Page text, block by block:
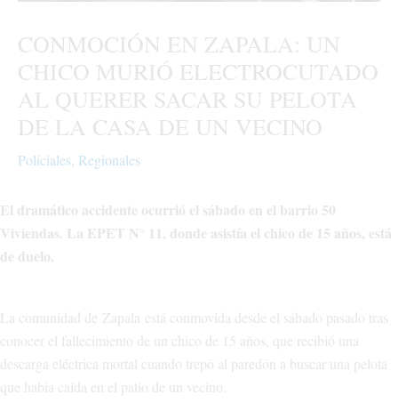
CONMOCIÓN EN ZAPALA: UN
CHICO MURIÓ ELECTROCUTADO
AL QUERER SACAR SU PELOTA
DE LA CASA DE UN VECINO
Policiales, Regionales
El dramático accidente ocurrió el sábado en el barrio 50
Viviendas. La EPET N° 11, donde asistía el chico de 15 años, está
de duelo.
La comunidad de Zapala está conmovida desde el sábado pasado tras
conocer el fallecimiento de un chico de 15 años, que recibió una
descarga eléctrica mortal cuando trepó al paredón a buscar una pelota
que había caída en el patio de un vecino.